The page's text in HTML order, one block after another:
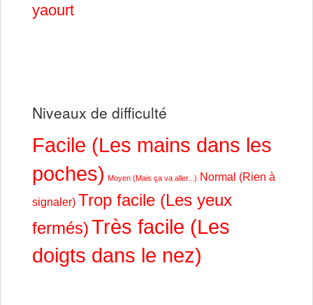
yaourt
Niveaux de difficulté
Facile (Les mains dans les
poches) Moyen (Mais ça va aller...) Normal (Rien à
signaler) Trop facile (Les yeux
fermés)Très facile (Les
doigts dans le nez)